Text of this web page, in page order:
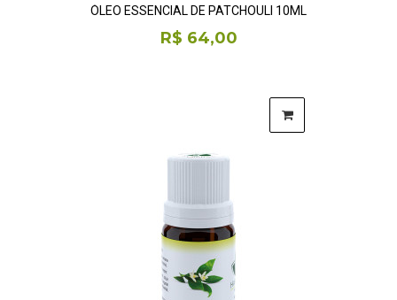
ÓLEO ESSENCIAL DE PATCHOULI 10ML
R$ 64,00